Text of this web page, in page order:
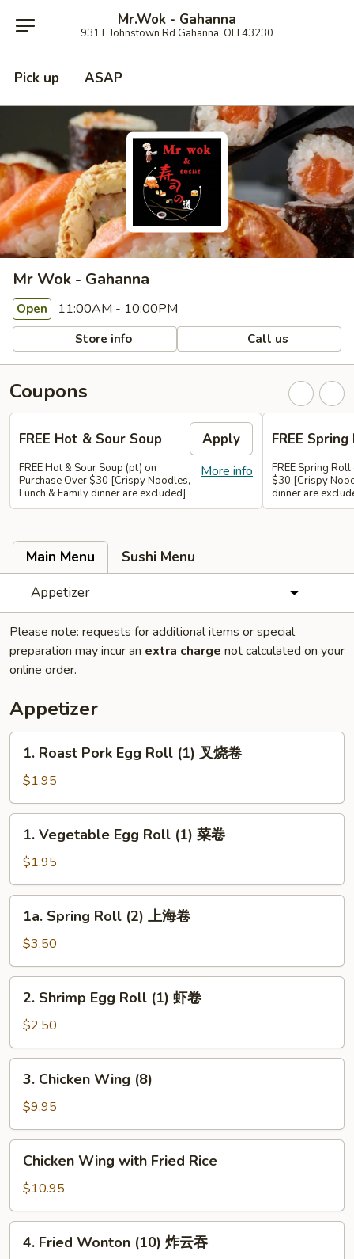
Mr.Wok - Gahanna
931 E Johnstown Rd Gahanna, OH 43230
Pick up ASAP
Mr Wok - Gahanna
Open 11:00AM - 10:00PM
Store info Call us
Coupons
FREE Hot & Sour Soup Apply
More info
FREE Hot & Sour Soup (pt) on
Purchase Over $30 [Crispy Noodles,
Lunch & Family dinner are excluded]
FREE
FREE Spring
$30 [Crispy
dinner are
Main Menu
Sushi Menu
Appetizer
Please note: requests for additional items or special
preparation may incur an extra charge not calculated on your
online order.
Appetizer
Roast
Pork
Egg
Roll
(1)
卷
1. Roast Pork Egg Roll (1) 叉烧卷
$1.95
Vegetable
Egg
Roll
(1)
1. Vegetable Egg Roll (1) 菜卷
$1.95
Spring
Roll
(2)
上
1a. Spring Roll (2) 上海卷
$3.50
Shrimp
Egg
Roll
(1)
2. Shrimp Egg Roll (1) 虾卷
$2.50
Chicken
Wing
(8)
3. Chicken Wing (8)
$9.95
Wing
with
Fried
Rice
Chicken Wing with Fried Rice
$10.95
Fried
4. Fried Wonton (10) 炸云吞